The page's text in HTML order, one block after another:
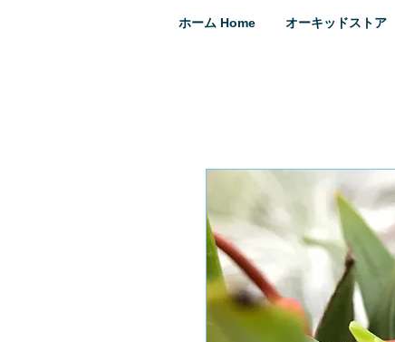
ホーム Home オーキッドストア